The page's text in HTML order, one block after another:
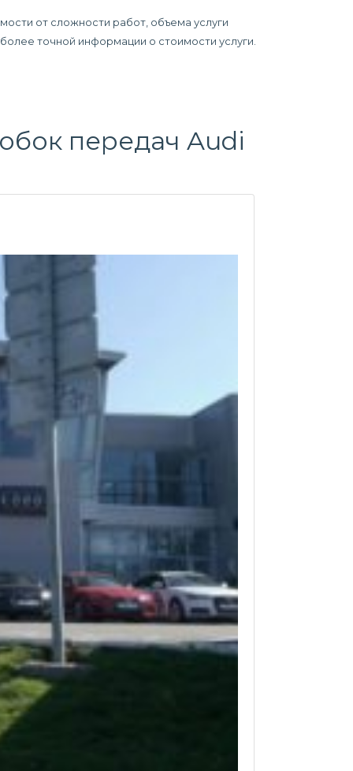
от сложности работ, объема услуги
точной информации о стоимости услуги.
передач Audi